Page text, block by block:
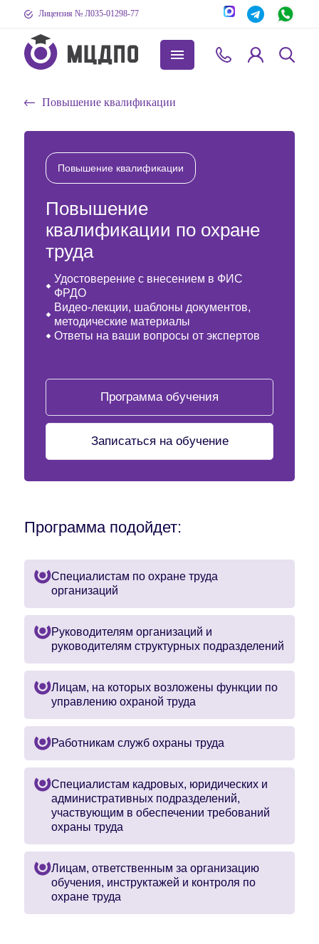
Лицензия № Л035-01298-77
Повышение квалификации
Повышение квалификации
Повышение
квалификации по охране
труда
Удостоверение с внесением в ФИС
ФРДО
Видео-лекции, шаблоны документов,
методические материалы
Ответы на ваши вопросы от экспертов
Программа обучения
Записаться на обучение
Программа подойдет:
Специалистам по охране труда
организаций
Руководителям организаций и
руководителям структурных подразделений
Лицам, на которых возложены функции по
управлению охраной труда
Работникам служб охраны труда
Специалистам кадровых, юридических и
административных подразделений,
участвующим в обеспечении требований
охраны труда
Лицам, ответственным за организацию
обучения, инструктажей и контроля по
охране труда